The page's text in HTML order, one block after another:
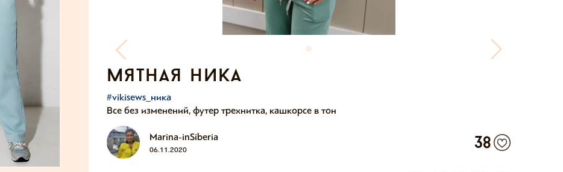
мятная ника
#vikisews_ника
Все без изменений, футер трехнитка, кашкорсе в тон
Marina-inSiberia
06.11.2020 38